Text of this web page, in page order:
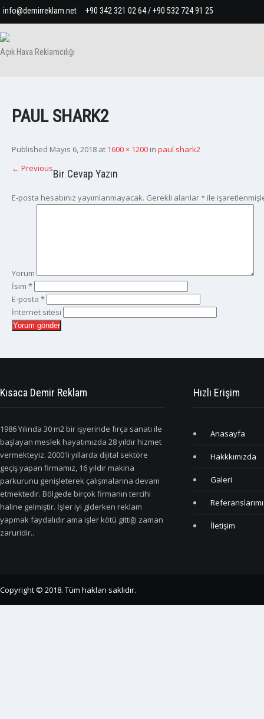
+90 342 321 02 64 / +90 532 724 91 25
info@demirreklam.net
Açık Hava Reklamcılığı
PAUL SHARK2
Published Mayıs 6, 2018 at 1600 × 1200 in paul shark2
← PreviousBir Cevap Yazın
E-posta hesabınız yayımlanmayacak. Gerekli alanlar* ile
Yorum
İsim *
E-posta *
İnternet sitesi
Kısaca Demir Reklam
1986 Yılında 30 m2 bir işyerinde fırça sanatı ile
başlayan meslek hayatımızda 28 yıldır hizmet
vermekteyiz. 2000'li yıllarda dijital sektöre
geçiş yapan firmamız, 16 yıldır makina
parkurunu genişleterek çalışmalarına devam
etmektedir. Bölgede birçok firmanın tercihi
haline gelmiştir. İşler iyi giderken reklam
yapmak faydalıdır ama işler kötü gittiği zaman
zaruridir..
Hızlı Erişim
Anasayfa
Hakkkımızda
Galeri
İletişim
Copyright © 2018. Tüm hakları saklıdır.